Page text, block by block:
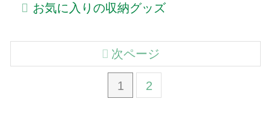
お気に入りの収納グッズ
1 2
次ページ